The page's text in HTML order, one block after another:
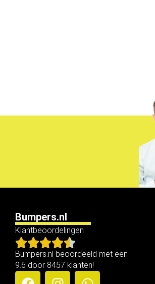
Bumpers.nl
Klantbeoordelingen
Bumpers.nl beoordeeld met een
9.6 door 8457 klanten!